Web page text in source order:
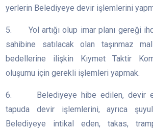
yerlerin Belediyeye devir işlemlerini
5. Yol artığı olup imar planı gereği
sahibine satılacak olan taşınmaz
bedellerine ilişkin Kıymet Taktir
oluşumu için gerekli işlemleri yapmak.
6. Belediyeye hibe edilen, devir
tapuda devir işlemlerini, ayrıca
Belediyeye intikal eden, takas,